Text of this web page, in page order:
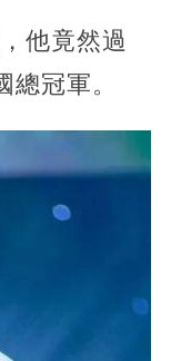
他竟然過
冠軍。